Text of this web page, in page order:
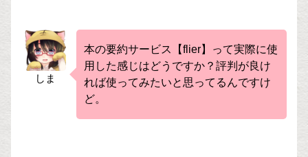
しま
本の要約サービス【flier】って実際に使
用した感じはどうですか？評判が良け
れば使ってみたいと思ってるんですけ
ど。